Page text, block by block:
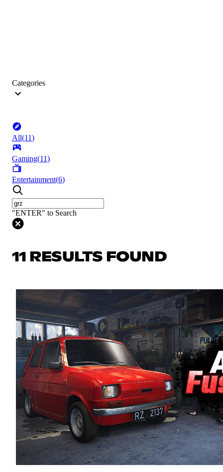
Categories
All(11)
Gaming(11)
Entertainment(6)
"ENTER" to Search
11 RESULTS FOUND